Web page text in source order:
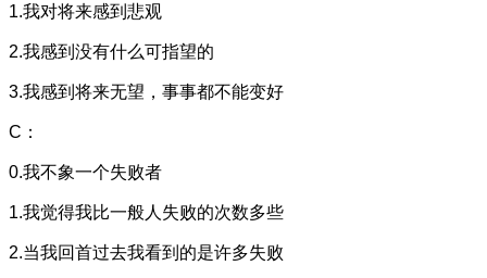
1.我对将来感到悲观
2.我感到没有什么可指望的
3.我感到将来无望，事事都不能变好
C：
0.我不象一个失败者
1.我觉得我比一般人失败的次数多些
2.当我回首过去我看到的是许多失败